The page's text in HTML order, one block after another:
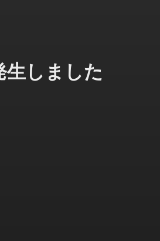
生しました